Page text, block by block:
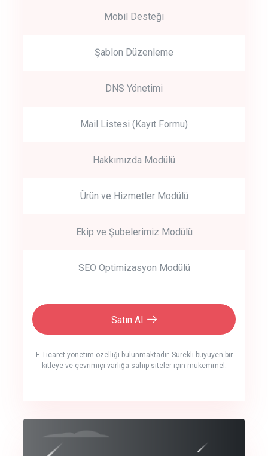
Mobil Desteği
Şablon Düzenleme
DNS Yönetimi
Mail Listesi (Kayıt Formu)
Hakkımızda Modülü
Ürün ve Hizmetler Modülü
Ekip ve Şubelerimiz Modülü
SEO Optimizasyon Modülü
Satın Al
E-Ticaret yönetim özelliği bulunmaktadır. Sürekli büyüyen bir
kitleye ve çevrimiçi varlığa sahip siteler için mükemmel.
crm auto cync